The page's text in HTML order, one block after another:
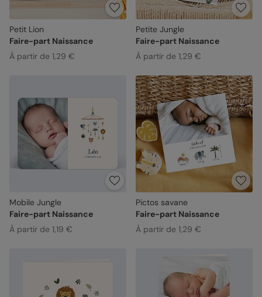
Petit Lion
Faire-part Naissance
À partir de 1,29 €
Petite Jungle
Faire-part Naissance
À partir de 1,29 €
Mobile Jungle
Faire-part Naissance
À partir de 1,19 €
Pictos savane
Faire-part Naissance
À partir de 1,29 €